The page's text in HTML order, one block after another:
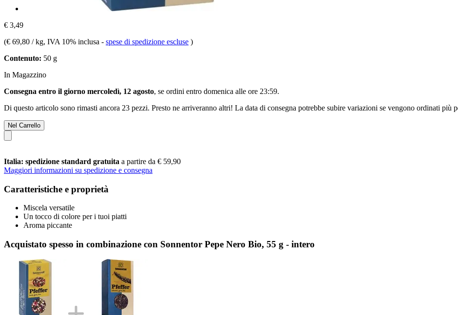
€ 3,49
(€ 69,80 / kg, IVA 10% inclusa - spese di spedizione escluse )
Contenuto: 50 g
In Magazzino
Consegna entro il giorno mercoledì, 12 agosto, se ordini entro domenica alle ore 23:59.
Di questo articolo sono rimasti ancora 23 pezzi. Presto ne arriveranno altri! La data di consegna potrebbe subire variazioni se vengono ordinati più
Nel Carrello
Italia: spedizione standard gratuita a partire da € 59,90
Maggiori informazioni su spedizione e consegna
Caratteristiche e proprietà
Miscela versatile
Un tocco di colore per i tuoi piatti
Aroma piccante
Acquistato spesso in combinazione con Sonnentor Pepe Nero Bio, 55 g - intero